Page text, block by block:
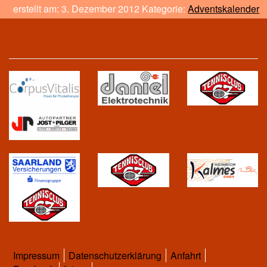
erstellt am: 3. Dezember 2012 Kategorie:Adventskalender
Impressum Datenschutzerklärung
Anfahrt